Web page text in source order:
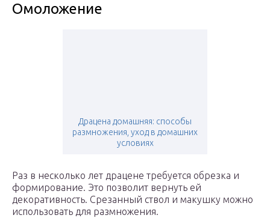
Омоложение
Драцена домашняя: способы
размножения, уход в домашних
условиях
Раз в несколько лет драцене требуется обрезка и
формирование. Это позволит вернуть ей
декоративность. Срезанный ствол и макушку можно
использовать для размножения.